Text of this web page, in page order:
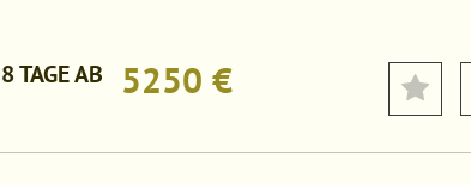
8 TAGE AB 5250 €